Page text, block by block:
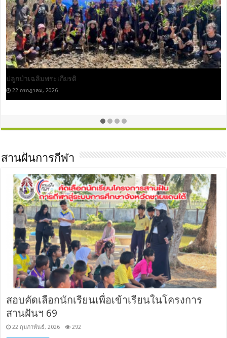
ศึกษาดูงาน รร.สุราษฏร์ธานี 2
4 มิถุนายน, 2026
สานฝันการกีฬา
สอบคัดเลือกนักเรียนเพื่อเข้าเรียนในโครงการ
สานฝันฯ 69
22 กุมภาพันธ์, 2026 292